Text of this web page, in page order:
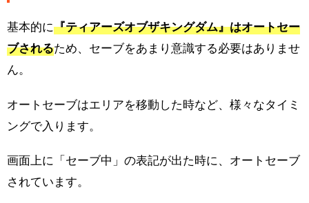
基本的に『ティアーズオブザキングダム』はオートセー
ブされるため、セーブをあまり意識する必要はありませ
ん。
オートセーブはエリアを移動した時など、様々なタイミ
ングで入ります。
画面上に「セーブ中」の表記が出た時に、オートセーブ
されています。